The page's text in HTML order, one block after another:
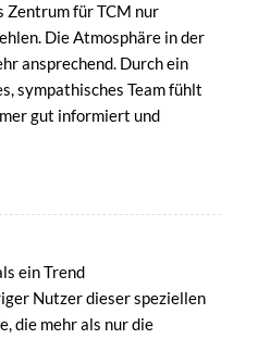
Zentrum für TCM nur
Die Atmosphäre in der
ansprechend. Durch ein
sympathisches Team fühlt
gut informiert und
ein Trend
Nutzer dieser speziellen
die mehr als nur die